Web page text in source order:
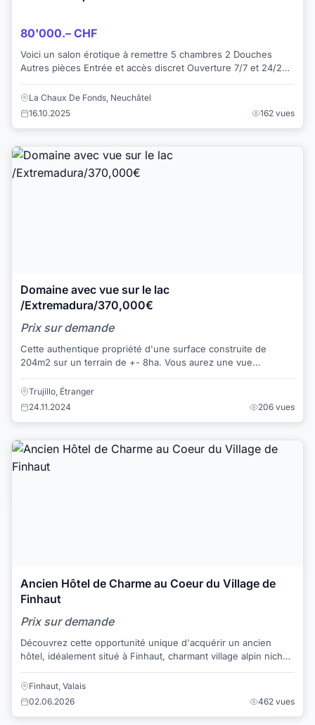
80'000.– CHF
Voici un salon érotique à remettre 5 chambres 2 Douches
Autres pièces Entrée et accès discret Ouverture 7/7 et 24/24
La Chaux De Fonds, Neuchâtel
16.10.2025
162 vues
Domaine avec vue sur le lac
/Extremadura/370,000€
Prix sur demande
Cette authentique propriété d'une surface construite de
204m2 sur un terrain de +- 8ha. Vous aurez une vue
Trujillo, Étranger
24.11.2024
206 vues
Ancien Hôtel de Charme au Coeur du Village de
Finhaut
Prix sur demande
Découvrez cette opportunité unique d'acquérir un ancien
hôtel, idéalement situé à Finhaut, charmant village alpin niché
Finhaut, Valais
02.06.2026
462 vues